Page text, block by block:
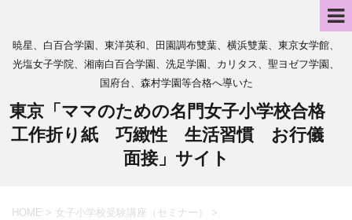
暁星、白百合学園、東洋英和、田園調布雙葉、横浜雙葉、東京女学館、
光塩女子学院、湘南白百合学園、洗足学園、カリタス、聖ヨゼフ学園、
国府台、森村学園等合格へ導いた
東京「ママのための名門女子小学校合格
工作折り紙 巧緻性 生活習慣 お行儀
面接」サイト
HOME > 女子小学校受験講座（セミナー） >